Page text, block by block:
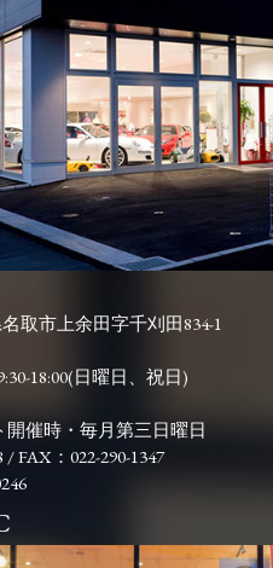
名取市上余田字千刈田834-1
18:00(日曜日、祝日)
催時・毎月第三日曜日
/ FAX：022-290-1347